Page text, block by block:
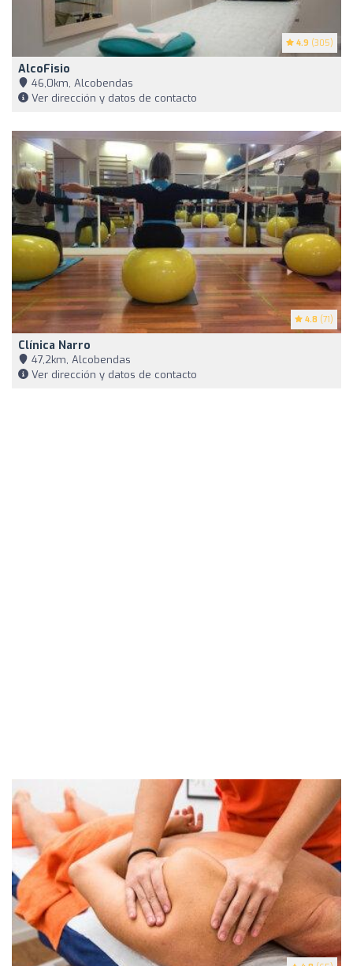
4.9 (305)
AlcoFisio
46,0km, Alcobendas
Ver dirección y datos de contacto
4.8 (71)
Clínica Narro
47,2km, Alcobendas
Ver dirección y datos de contacto